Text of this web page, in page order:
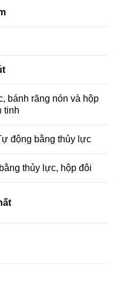
bánh răng nón và hộp
tinh
động bằng thủy lực
thủy lực, hộp đôi